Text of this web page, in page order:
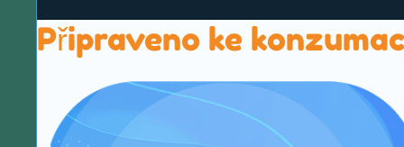
Připraveno ke